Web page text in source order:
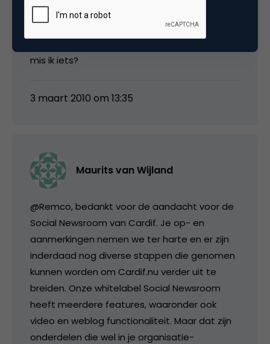
grote) bedrijven dit extern zou laten hosten?
Het is toch niet zo heel ingewikkeld om deze
mis ik iets?
3 maart 2010 om 13:35
Maurits van Wijland
@Remco, bedankt voor de aandacht voor de
Social Newsroom van Cardif. Je op- en
aanmerkingen nemen we ter harte en er zijn
inderdaad nog diverse stappen die genomen
kunnen worden om Cardif.nu verder uit te
breiden. Onze whitelabel Social Newsroom
heeft meerdere features, waaronder ook
video en weblog functionaliteit. Maar dat zijn
onderdelen die wel in je organisatie-